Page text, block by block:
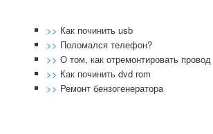
>> Как починить usb
>> Поломался телефон?
>> О том, как отремонтировать провод
>> Как починить dvd rom
>> Ремонт бензогенератора